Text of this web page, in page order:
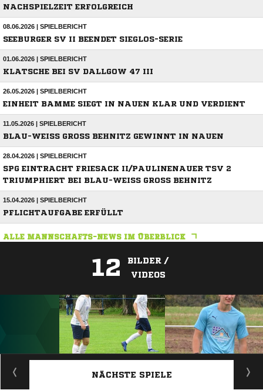
NACHSPIELZEIT ERFOLGREICH
08.06.2026 | SPIELBERICHT
SEEBURGER SV II BEENDET SIEGLOS-SERIE
01.06.2026 | SPIELBERICHT
KLATSCHE BEI SV DALLGOW 47 III
26.05.2026 | SPIELBERICHT
EINHEIT BAMME SIEGT IN NAUEN KLAR UND VERDIENT
11.05.2026 | SPIELBERICHT
BLAU-WEISS GROSS BEHNITZ GEWINNT IN NAUEN
28.04.2026 | SPIELBERICHT
SPG EINTRACHT FRIESACK II/PAULINENAUER TSV 2
TRIUMPHIERT BEI BLAU-WEISS GROSS BEHNITZ
15.04.2026 | SPIELBERICHT
PFLICHTAUFGABE ERFÜLLT
ALLE MANNSCHAFTS-NEWS IM ÜBERBLICK
12
BILDER /
VIDEOS
ANZEIGE
NÄCHSTE SPIELE